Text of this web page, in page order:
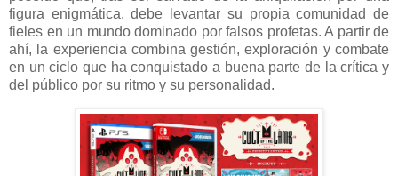
figura enigmática, debe levantar su propia comunidad de
fieles en un mundo dominado por falsos profetas. A partir de
ahí, la experiencia combina gestión, exploración y combate
en un ciclo que ha conquistado a buena parte de la crítica y
del público por su ritmo y su personalidad.